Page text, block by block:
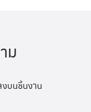
ม
บนชิ้นงาน